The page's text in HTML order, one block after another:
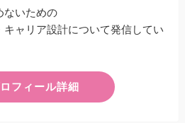
ないための
ャリア設計について発信してい
フィール詳細